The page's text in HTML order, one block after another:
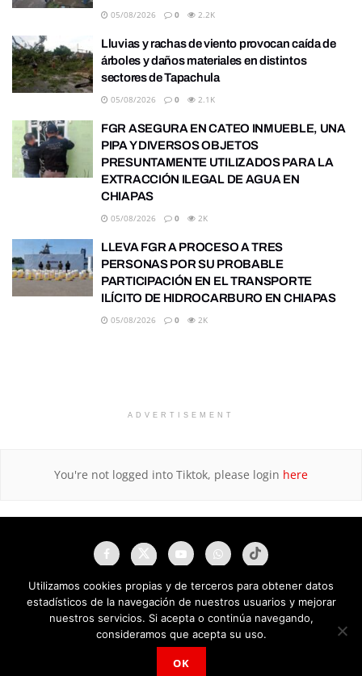
05/08/2026 0 2.2K
Lluvias y rachas de viento provocan caída de
árboles y daños materiales en distintos
sectores de Tapachula
05/08/2026 0 2.1K
FGR ASEGURA EN CATEO INMUEBLE, UNA
PIPA Y DIVERSOS OBJETOS
PRESUNTAMENTE UTILIZADOS PARA LA
EXTRACCIÓN ILEGAL DE AGUA EN
CHIAPAS
05/08/2026 0 2K
LLEVA FGR A PROCESO A TRES
PERSONAS POR SU PROBABLE
PARTICIPACIÓN EN EL TRANSPORTE
ILÍCITO DE HIDROCARBURO EN CHIAPAS
05/08/2026 0 2K
ADVERTISEMENT
You're not logged into Tiktok, please login here
NAU Noticias A Tiempo Universales © 2025
Utilizamos cookies propias y de terceros para obtener datos
estadísticos de la navegación de nuestros usuarios y mejorar
nuestros servicios. Si acepta o continúa navegando,
consideramos que acepta su uso.
OK